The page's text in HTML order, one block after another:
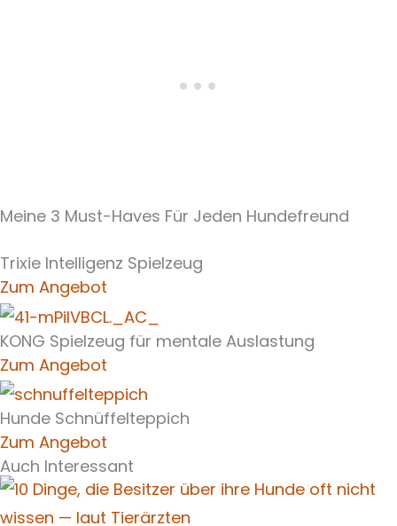
Meine 3 Must-Haves Für Jeden Hundefreund​
Trixie Intelligenz Spielzeug
Zum Angebot
KONG Spielzeug für mentale Auslastung
Zum Angebot
Hunde Schnüffelteppich
Zum Angebot
Auch Interessant